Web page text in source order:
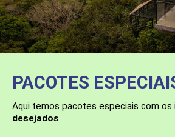
PACOTES
Aqui temos pacotes especiais com os
desejados